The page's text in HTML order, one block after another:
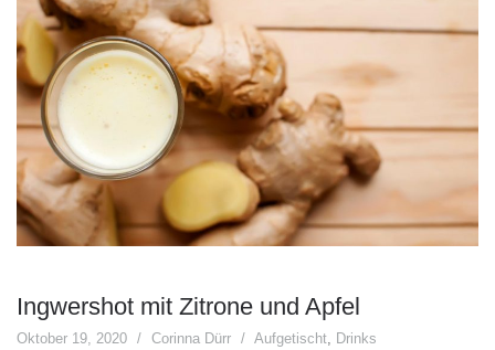
Ingwershot mit Zitrone und Apfel
Oktober 19, 2020 Corinna Dürr Aufgetischt, Drinks